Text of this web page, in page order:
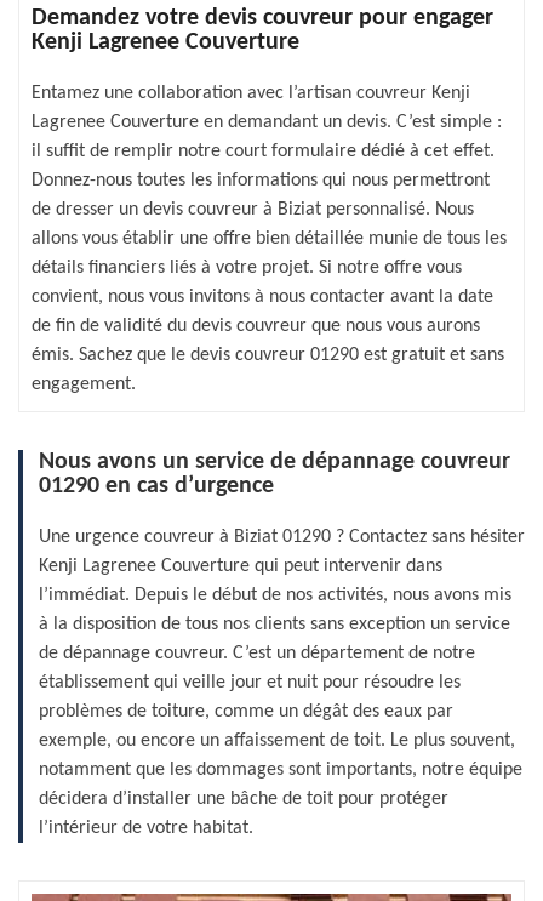
Demandez votre devis couvreur pour engager
Kenji Lagrenee Couverture
Entamez une collaboration avec l’artisan couvreur Kenji
Lagrenee Couverture en demandant un devis. C’est simple :
il suffit de remplir notre court formulaire dédié à cet effet.
Donnez-nous toutes les informations qui nous permettront
de dresser un devis couvreur à Biziat personnalisé. Nous
allons vous établir une offre bien détaillée munie de tous les
détails financiers liés à votre projet. Si notre offre vous
convient, nous vous invitons à nous contacter avant la date
de fin de validité du devis couvreur que nous vous aurons
émis. Sachez que le devis couvreur 01290 est gratuit et sans
engagement.
Nous avons un service de dépannage couvreur
01290 en cas d’urgence
Une urgence couvreur à Biziat 01290 ? Contactez sans hésiter
Kenji Lagrenee Couverture qui peut intervenir dans
l’immédiat. Depuis le début de nos activités, nous avons mis
à la disposition de tous nos clients sans exception un service
de dépannage couvreur. C’est un département de notre
établissement qui veille jour et nuit pour résoudre les
problèmes de toiture, comme un dégât des eaux par
exemple, ou encore un affaissement de toit. Le plus souvent,
notamment que les dommages sont importants, notre équipe
décidera d’installer une bâche de toit pour protéger
l’intérieur de votre habitat.